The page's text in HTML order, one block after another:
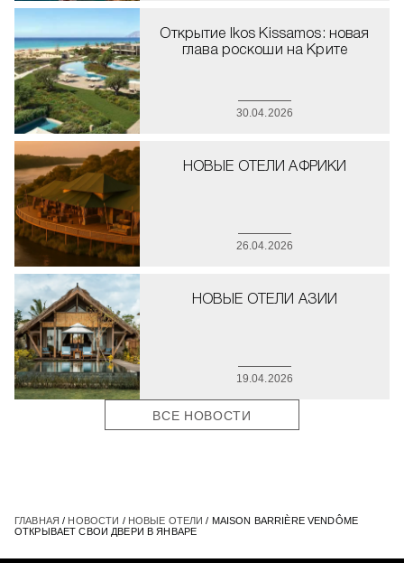
Открытие Ikos Kissamos: новая
глава роскоши на Крите
30.04.2026
НОВЫЕ ОТЕЛИ АФРИКИ
26.04.2026
НОВЫЕ ОТЕЛИ АЗИИ
19.04.2026
ВСЕ НОВОСТИ
ГЛАВНАЯ / НОВОСТИ / НОВЫЕ ОТЕЛИ / MAISON BARRIÈRE VENDÔME
ОТКРЫВАЕТ СВОИ ДВЕРИ В ЯНВАРЕ